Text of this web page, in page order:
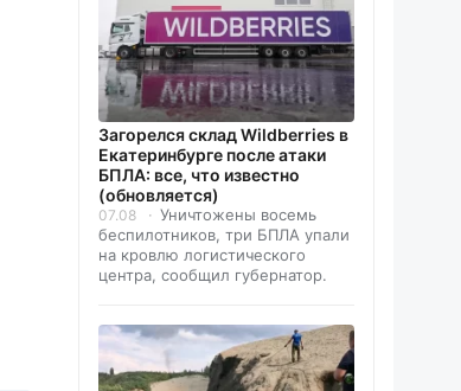
Загорелся склад Wildberries в
Екатеринбурге после атаки
БПЛА: все, что известно
(обновляется)
07.08
Уничтожены восемь
беспилотников, три БПЛА упали
на кровлю логистического
центра, сообщил губернатор.